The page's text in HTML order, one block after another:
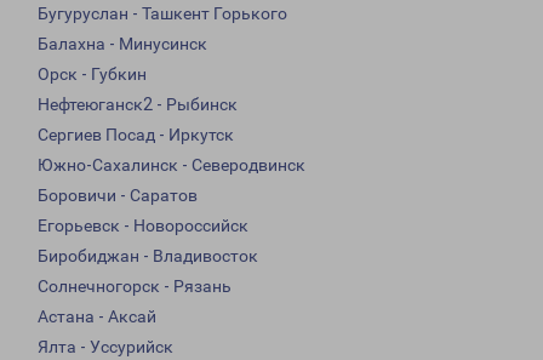
Бугуруслан - Ташкент Горького
Балахна - Минусинск
Орск - Губкин
Нефтеюганск2 - Рыбинск
Сергиев Посад - Иркутск
Южно-Сахалинск - Северодвинск
Боровичи - Саратов
Егорьевск - Новороссийск
Биробиджан - Владивосток
Солнечногорск - Рязань
Астана - Аксай
Ялта - Уссурийск